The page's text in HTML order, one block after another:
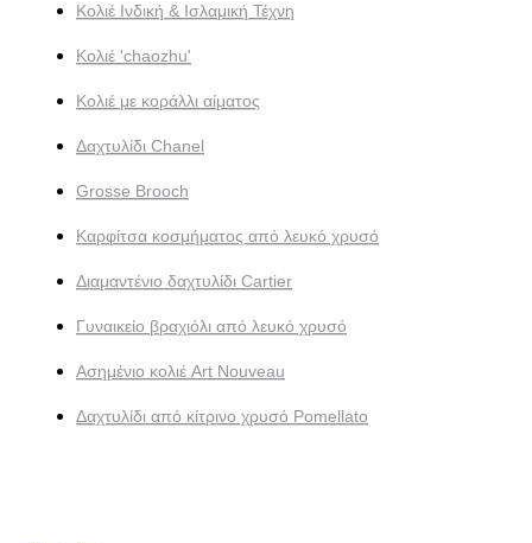
Κολιέ Ινδική & Ισλαμική Τέχνη
Κολιέ 'chaozhu'
Κολιέ με κοράλλι αίματος
Δαχτυλίδι Chanel
Grosse Brooch
Καρφίτσα κοσμήματος από λευκό χρυσό
Διαμαντένιο δαχτυλίδι Cartier
Γυναικείο βραχιόλι από λευκό χρυσό
Ασημένιο κολιέ Art Nouveau
Δαχτυλίδι από κίτρινο χρυσό Pomellato